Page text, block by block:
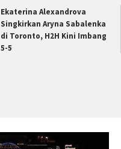
Ekaterina Alexandrova
Singkirkan Aryna Sabalenka
di Toronto, H2H Kini Imbang
5-5